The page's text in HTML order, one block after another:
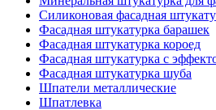
Силиконовая фасадная
Фасадная штукатурка барашек
Фасадная штукатурка короед
Фасадная штукатурка с
Фасадная штукатурка шуба
Шпатели металлические
Шпатлевка